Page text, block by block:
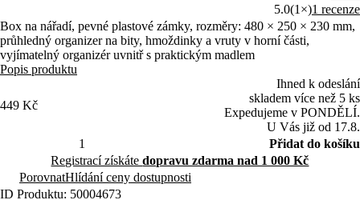
5.0(1×)1 recenze
Box na nářadí, pevné plastové zámky, rozměry: 480 × 250 × 230 mm,
průhledný organizer na bity, hmoždinky a vruty v horní části,
vyjímatelný organizér uvnitř s praktickým madlem
Popis produktu
449 Kč
Ihned k odeslání
skladem více než 5 ks
Expedujeme v PONDĚLÍ.
U Vás již od 17.8.
Přidat do košíku
Registrací získátedopravu zdarma nad 1 000 Kč
PorovnatHlídání ceny dostupnosti
ID Produktu: 50004673